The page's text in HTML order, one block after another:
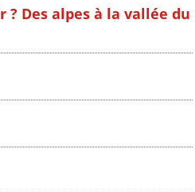
Des alpes à la vallée du